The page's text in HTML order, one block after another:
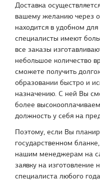
Доставка
вашему желанию через
находится в удобном
специалисты имеют
все заказы
небольшое количество
сможете получить
образовании быстро и
назначению. С ней Вы
более
должность у себя на
Поэтому, если Вы
государственном
нашим менеджерам на
заявку на изготовление
специалиста любого